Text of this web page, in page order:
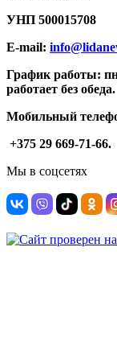
УНП 500015708
E-mail:
График работы: п
работает без обеда.
Мобильный
+375 29 669-71-66.
Мы в соцсетях